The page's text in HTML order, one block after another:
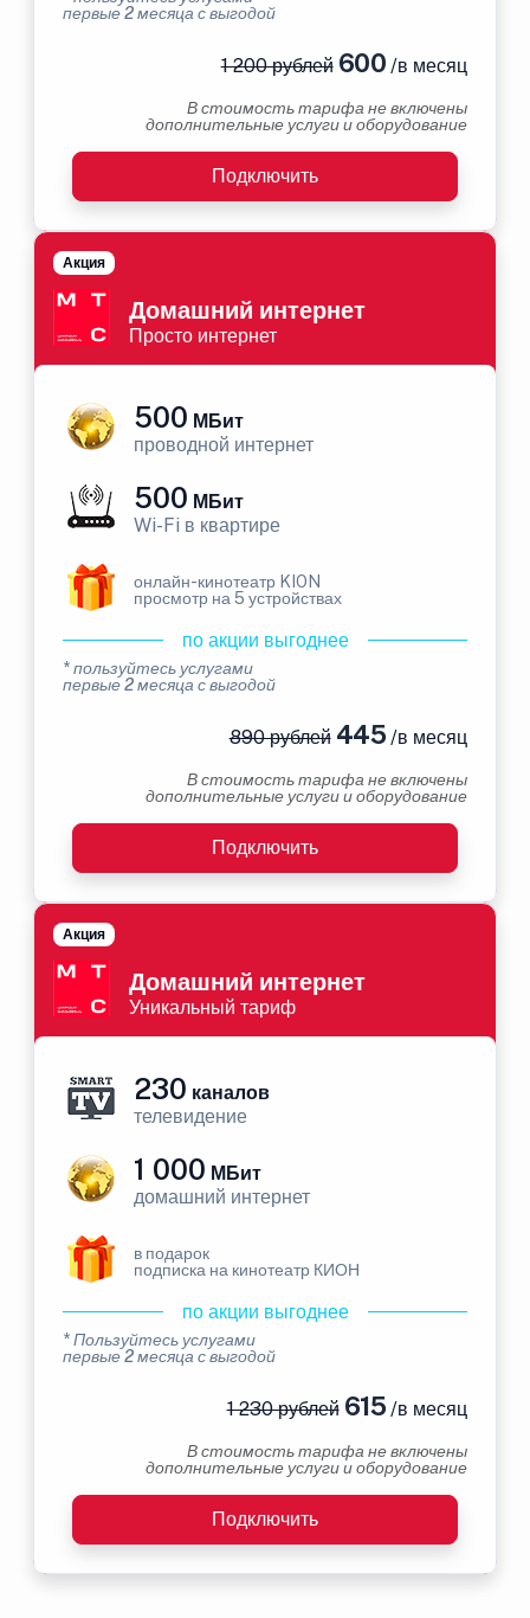
первые 2 месяца с выгодой
1 200 рублей600 /в месяц
В стоимость тарифа не включены
дополнительные услуги и оборудование
Подключить
Домашний интернет
Просто интернет
Акция
500 МБит
проводной интернет
500 МБит
Wi-Fi в квартире
онлайн-кинотеатр KION
просмотр на 5 устройствах
по акции выгоднее
* пользуйтесь услугами
первые 2 месяца с выгодой
890 рублей445 /в месяц
В стоимость тарифа не включены
дополнительные услуги и оборудование
Подключить
Домашний интернет
Уникальный тариф
Акция
230 каналов
телевидение
1 000 МБит
домашний интернет
в подарок
подписка на кинотеатр КИОН
по акции выгоднее
* Пользуйтесь услугами
первые 2 месяца с выгодой
1 230 рублей615 /в месяц
В стоимость тарифа не включены
дополнительные услуги и оборудование
Подключить